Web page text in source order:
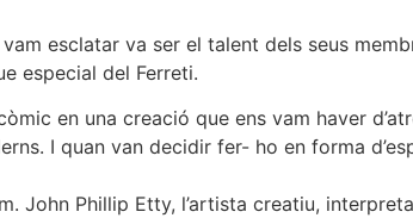
esclatar va ser el talent dels seus
especial del Ferreti.
en una creació que ens vam haver
I quan van decidir fer- ho en forma
John Phillip Etty, l’artista creatiu,